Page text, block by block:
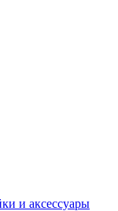
и аксессуары